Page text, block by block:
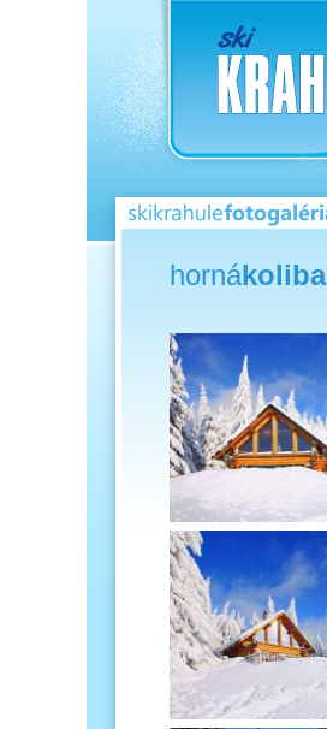
hornákoliba